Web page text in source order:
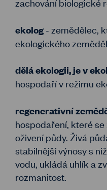
ekolog - zemědělec,
ekologického
dělá ekologii, je v
hospodaří v režimu
regenerativní
hospodaření, které
oživení půdy. Živá
stabilnější výnosy s
vodu, ukládá uhlík a
rozmanitost.